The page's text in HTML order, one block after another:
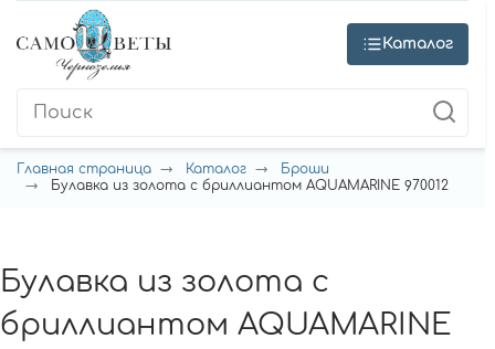
Каталог
Главная страница Каталог
Броши
Булавка из золота с бриллиантом AQUAMARINE 970012
Булавка из золота с
бриллиантом AQUAMARINE